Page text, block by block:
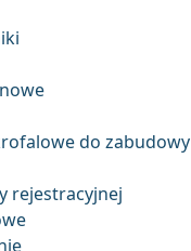
do zabudowy
rejestracyjnej